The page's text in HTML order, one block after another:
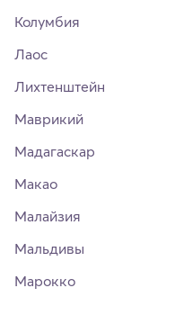
Колумбия
Лаос
Лихтенштейн
Маврикий
Мадагаскар
Макао
Малайзия
Мальдивы
Марокко